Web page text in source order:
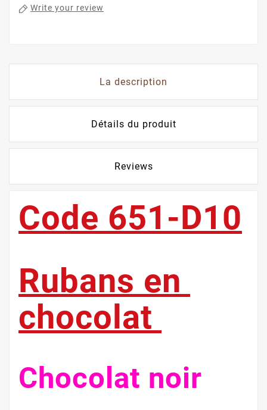
Write your review
La description
Détails du produit
Reviews
Code 651-D10
Rubans en
chocolat
Chocolat noir